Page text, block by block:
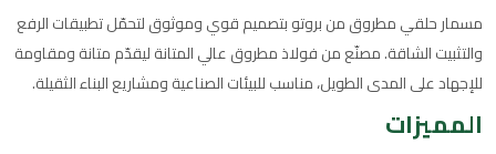
مسمار حلقي مطروق من بروتو بتصميم قوي وموثوق لتحمّل تطبيقات الرفع
والتثبيت الشاقة. مصنّع من فولاذ مطروق عالي المتانة ليقدّم متانة ومقاومة
للإجهاد على المدى الطويل، مناسب للبيئات الصناعية ومشاريع البناء الثقيلة.
المميزات